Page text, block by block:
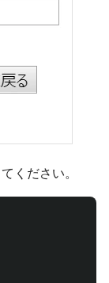
ください。